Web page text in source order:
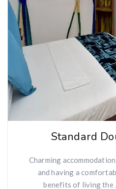
Standard
Charming
and having a
benefits of living the